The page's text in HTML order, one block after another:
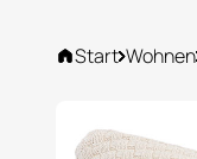
Start Wohnen